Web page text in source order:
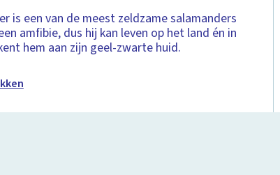
is een van de meest zeldzame salamanders
amfibie, dus hij kan leven op het land én in
hem aan zijn geel-zwarte huid.